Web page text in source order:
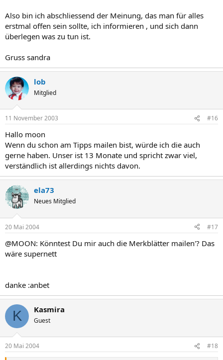
Also bin ich abschliessend der Meinung, das man für alles
erstmal offen sein sollte, ich informieren , und sich dann
überlegen was zu tun ist.
Gruss sandra
lob
Mitglied
11 November 2003 #16
Hallo moon
Wenn du schon am Tipps mailen bist, würde ich die auch
gerne haben. Unser ist 13 Monate und spricht zwar viel,
verständlich ist allerdings nichts davon.
ela73
Neues Mitglied
20 Mai 2004 #17
@MOON: Könntest Du mir auch die Merkblätter mailen'? Das
wäre supernett
danke :anbet
K Kasmira
Guest
20 Mai 2004 #18